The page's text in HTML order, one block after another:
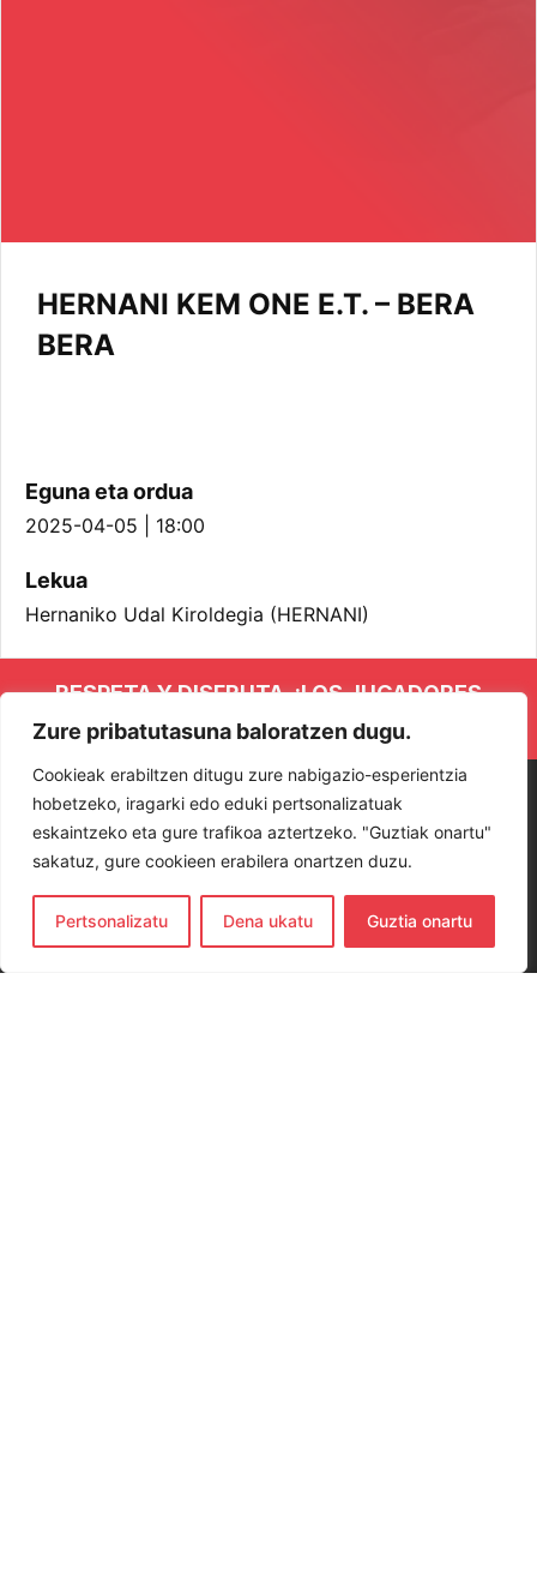
Zure pribatutasuna baloratzen dugu.
Cookieak erabiltzen ditugu zure nabigazio-esperientzia
hobetzeko, iragarki edo eduki pertsonalizatuak
eskaintzeko eta gure trafikoa aztertzeko. "Guztiak onartu"
sakatuz, gure cookieen erabilera onartzen duzu.
Pertsonalizatu Dena ukatu Guztia onartu
HERNANI KEM ONE E.T. – BERA
BERA
Eguna eta ordua
2025-04-05 | 18:00
Lekua
Hernaniko Udal Kiroldegia (HERNANI)
RESPETA Y DISFRUTA. ¡LOS JUGADORES
Y JUGADORAS PROTAGONISTAS!